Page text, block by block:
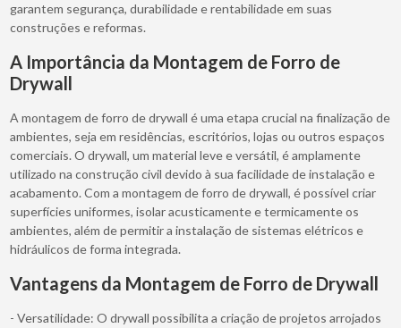
garantem segurança, durabilidade e rentabilidade em suas
construções e reformas.
A Importância da Montagem de Forro de
Drywall
A montagem de forro de drywall é uma etapa crucial na finalização de
ambientes, seja em residências, escritórios, lojas ou outros espaços
comerciais. O drywall, um material leve e versátil, é amplamente
utilizado na construção civil devido à sua facilidade de instalação e
acabamento. Com a montagem de forro de drywall, é possível criar
superfícies uniformes, isolar acusticamente e termicamente os
ambientes, além de permitir a instalação de sistemas elétricos e
hidráulicos de forma integrada.
Vantagens da Montagem de Forro de Drywall
- Versatilidade: O drywall possibilita a criação de projetos arrojados